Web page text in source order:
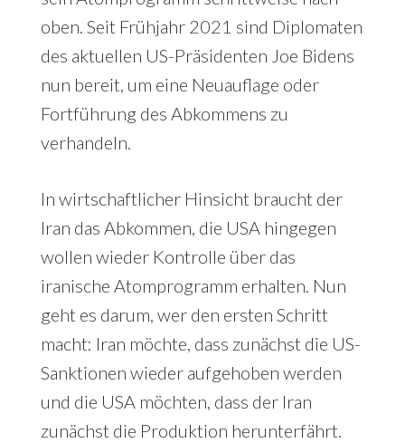
oben. Seit Frühjahr 2021 sind Diplomaten
des aktuellen US-Präsidenten Joe Bidens
nun bereit, um eine Neuauflage oder
Fortführung des Abkommens zu
verhandeln.
In wirtschaftlicher Hinsicht braucht der
Iran das Abkommen, die USA hingegen
wollen wieder Kontrolle über das
iranische Atomprogramm erhalten. Nun
geht es darum, wer den ersten Schritt
macht: Iran möchte, dass zunächst die US-
Sanktionen wieder aufgehoben werden
und die USA möchten, dass der Iran
zunächst die Produktion herunterfährt.